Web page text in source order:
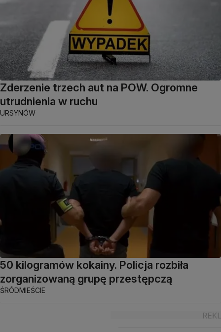
Zderzenie trzech aut na POW. Ogromne
utrudnienia w ruchu
URSYNÓW
50 kilogramów kokainy. Policja rozbiła
zorganizowaną grupę przestępczą
ŚRÓDMIEŚCIE